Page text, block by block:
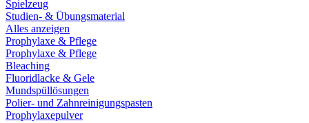
Spielzeug
Studien- & Übungsmaterial
Alles anzeigen
Prophylaxe & Pflege
Prophylaxe & Pflege
Bleaching
Fluoridlacke & Gele
Mundspüllösungen
Polier- und Zahnreinigungspasten
Prophylaxepulver